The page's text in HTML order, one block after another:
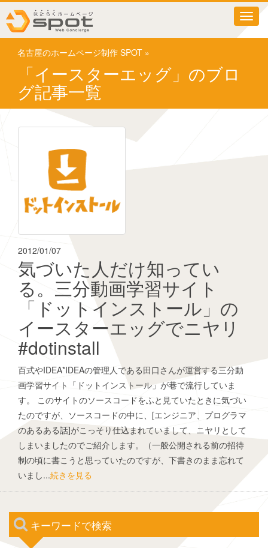
T
o
g
名古屋のホームページ制作 SPOT »
「イースターエッグ」のブロ
グ記事一覧
2012/01/07
気づいた人だけ知ってい
る。三分動画学習サイト
「ドットインストール」の
イースターエッグでニヤリ
#dotinstall
百式やIDEA*IDEAの管理人である田口さんが運営する三分動
画学習サイト「ドットインストール」が巷で流行していま
す。 このサイトのソースコードをふと見ていたときに気づい
たのですが、ソースコードの中に、[エンジニア、プログラマ
のあるある話]がこっそり仕込まれていまして、ニヤリとして
しまいましたのでご紹介します。（一般公開される前の招待
制の頃に書こうと思っていたのですが、下書きのまま忘れて
いまし...続きを見る
キーワードで検索